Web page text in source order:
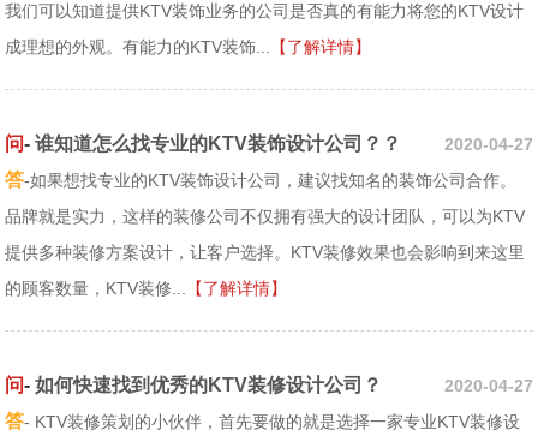
我们可以知道提供KTV装饰业务的公司是否真的有能力将您的KTV设计
成理想的外观。有能力的KTV装饰...
【了解详情】
问-谁知道怎么找专业的KTV装饰设计公司？？ 2020-04-27
答-如果想找专业的KTV装饰设计公司，建议找知名的装饰公司合作。
品牌就是实力，这样的装修公司不仅拥有强大的设计团队，可以为KTV
提供多种装修方案设计，让客户选择。KTV装修效果也会影响到来这里
的顾客数量，KTV装修...
【了解详情】
问-如何快速找到优秀的KTV装修设计公司？ 2020-04-27
答- KTV装修策划的小伙伴，首先要做的就是选择一家专业KTV装修设